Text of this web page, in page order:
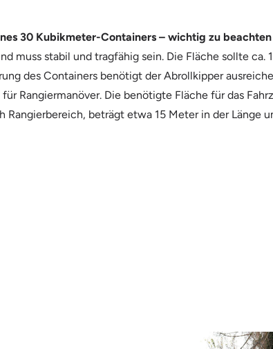
30 Kubikmeter-Containers – wichtig zu beachten
muss stabil und tragfähig sein. Die Fläche sollte ca.
des Containers benötigt der Abrollkipper
Rangiermanöver. Die benötigte Fläche für das
Rangierbereich, beträgt etwa 15 Meter in der Länge